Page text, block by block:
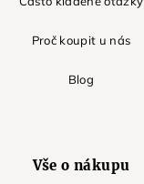
Proč koupit u nás
Blog
Vše o nákupu